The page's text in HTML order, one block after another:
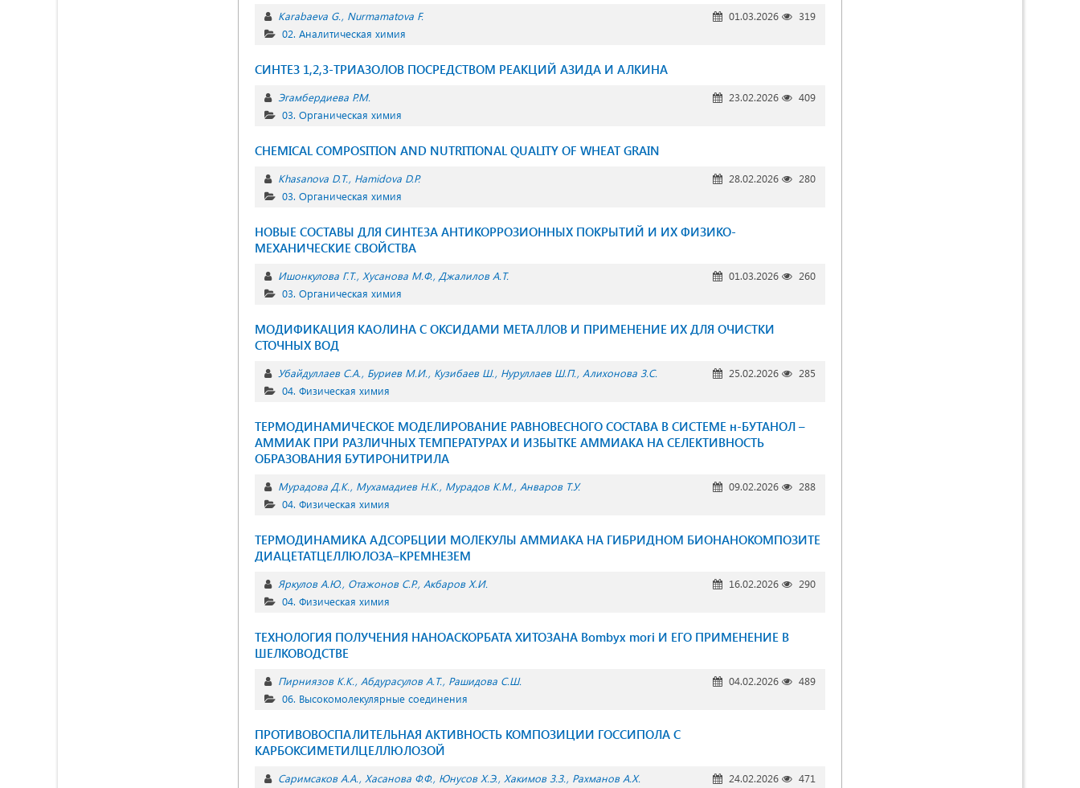
Karabaeva G. Nurmamatova F. 01.03.2026
319
02. Аналитическая химия
СИНТЕЗ 1,2,3-ТРИАЗОЛОВ ПОСРЕДСТВОМ РЕАКЦИЙ АЗИДА И АЛКИНА
Эгамбердиева Р.М. 23.02.2026
409
03. Органическая химия
CHEMICAL COMPOSITION AND NUTRITIONAL QUALITY OF WHEAT GRAIN
Khasanova D.T. Hamidova D.P. 28.02.2026
280
03. Органическая химия
НОВЫЕ СОСТАВЫ ДЛЯ СИНТЕЗА АНТИКОРРОЗИОННЫХ ПОКРЫТИЙ И ИХ ФИЗИКО-
МЕХАНИЧЕСКИЕ СВОЙСТВА
Ишонкулова Г.Т. Хусанова М.Ф. Джалилов А.Т. 01.03.2026
260
03. Органическая химия
МОДИФИКАЦИЯ КАОЛИНА С ОКСИДАМИ МЕТАЛЛОВ И ПРИМЕНЕНИЕ ИХ ДЛЯ ОЧИСТКИ
СТОЧНЫХ ВОД
Убайдуллаев С.А. Буриев М.И. Кузибаев Ш. Нуруллаев Ш.П. Алихонова З.С. 25.02.2026
285
04. Физическая химия
ТЕРМОДИНАМИЧЕСКОЕ МОДЕЛИРОВАНИЕ РАВНОВЕСНОГО СОСТАВА В СИСТЕМЕ н-БУТАНОЛ –
АММИАК ПРИ РАЗЛИЧНЫХ ТЕМПЕРАТУРАХ И ИЗБЫТКЕ АММИАКА НА СЕЛЕКТИВНОСТЬ
ОБРАЗОВАНИЯ БУТИРОНИТРИЛА
Мурадова Д.К. Мухамадиев Н.К. Мурадов К.М. Анваров Т.У. 09.02.2026
288
04. Физическая химия
ТЕРМОДИНАМИКА АДСОРБЦИИ МОЛЕКУЛЫ АММИАКА НА ГИБРИДНОМ БИОНАНОКОМПОЗИТЕ
ДИАЦЕТАТЦЕЛЛЮЛОЗА–КРЕМНЕЗЕМ
Яркулов А.Ю. Отажонов С.Р. Акбаров Х.И. 16.02.2026
290
04. Физическая химия
ТЕХНОЛОГИЯ ПОЛУЧЕНИЯ НАНОАСКОРБАТА ХИТОЗАНА Bombyx mori И ЕГО ПРИМЕНЕНИЕ В
ШЕЛКОВОДСТВЕ
Пирниязов К.К. Абдурасулов А.Т. Рашидова С.Ш. 04.02.2026
489
06. Высокомолекулярные соединения
ПРОТИВОВОСПАЛИТЕЛЬНАЯ АКТИВНОСТЬ КОМПОЗИЦИИ ГОССИПОЛА С
КАРБОКСИМЕТИЛЦЕЛЛЮЛОЗОЙ
Саримсаков А.А. Хасанова Ф.Ф. Юнусов Х.Э. Хакимов З.З. Рахманов А.Х. 24.02.2026
471